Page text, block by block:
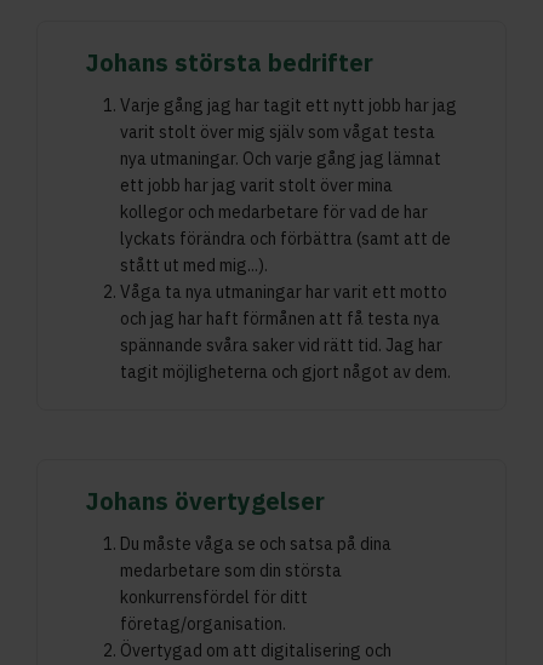
Johans största bedrifter
Varje gång jag har tagit ett nytt jobb har jag
varit stolt över mig själv som vågat testa
nya utmaningar. Och varje gång jag lämnat
ett jobb har jag varit stolt över mina
kollegor och medarbetare för vad de har
lyckats förändra och förbättra (samt att de
stått ut med mig...).
Våga ta nya utmaningar har varit ett motto
och jag har haft förmånen att få testa nya
spännande svåra saker vid rätt tid. Jag har
tagit möjligheterna och gjort något av dem.
Johans övertygelser
Du måste våga se och satsa på dina
medarbetare som din största
konkurrensfördel för ditt
företag/organisation.
Övertygad om att digitalisering och